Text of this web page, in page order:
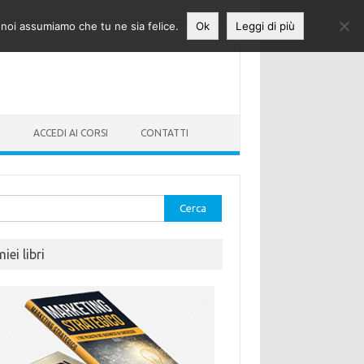
ACCEDI AI CORSI CONTATTI
libri
assumiamo che tu ne sia felice. Ok Leggi di più